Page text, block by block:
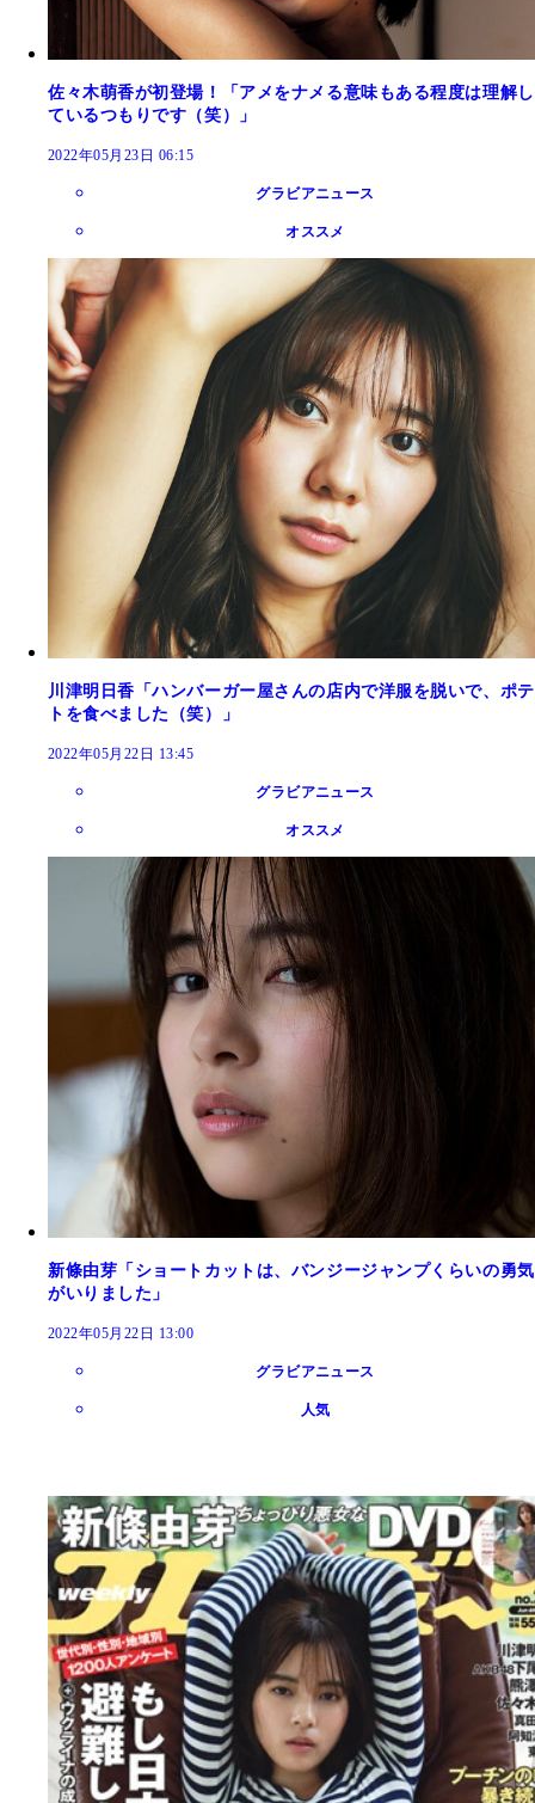
佐々木萌香が初登場！「アメをナメる意味もある程度は理解し
ているつもりです（笑）」
2022年05月23日 06:15
グラビアニュース
オススメ
川津明日香「ハンバーガー屋さんの店内で洋服を脱いで、ポテ
トを食べました（笑）」
2022年05月22日 13:45
グラビアニュース
オススメ
新條由芽「ショートカットは、バンジージャンプくらいの勇気
がいりました」
2022年05月22日 13:00
グラビアニュース
人気